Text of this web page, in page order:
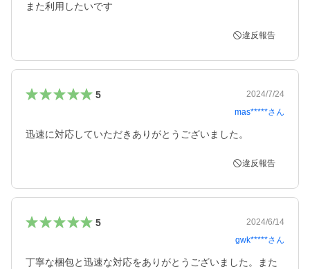
また利用したいです
違反報告
5
2024/7/24
mas*****さん
迅速に対応していただきありがとうございました。
違反報告
5
2024/6/14
gwk*****さん
丁寧な梱包と迅速な対応をありがとうございました。また